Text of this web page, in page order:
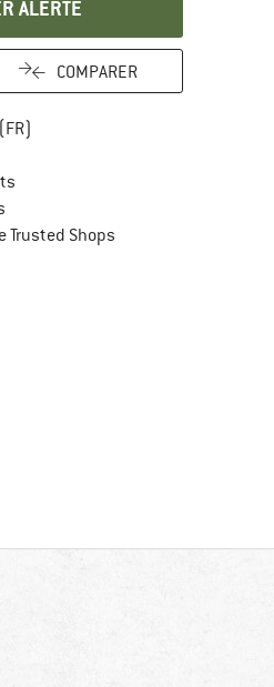
ALERTE
COMPARER
les informations de
Trusted ShopsTrouve toutes les